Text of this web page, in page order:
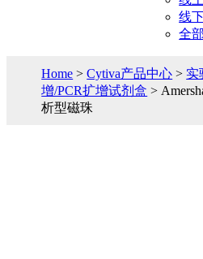
线
全
Home >Cytiva产品中心 > 实
增/PCR扩增试剂盒 >
析型磁珠